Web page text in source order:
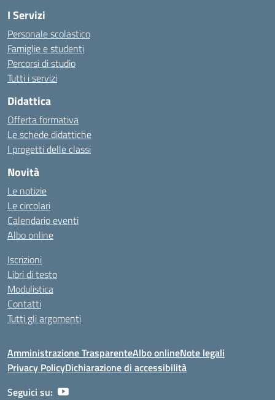
I Servizi
Personale scolastico
Famiglie e studenti
Percorsi di studio
Tutti i servizi
Didattica
Offerta formativa
Le schede didattiche
I progetti delle classi
Novità
Le notizie
Le circolari
Calendario eventi
Albo online
Iscrizioni
Libri di testo
Modulistica
Contatti
Tutti gli argomenti
Amministrazione TrasparenteAlbo onlineNote legali
Privacy PolicyDichiarazione di accessibilità
Seguici su: